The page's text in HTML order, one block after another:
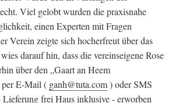
Viel gelobt wurden die praxisnahe
einen Experten mit Fragen
Verein zeigte sich hocherfreut über das
darauf hin, dass die vereinseigene Rose
über den „Gaart an Heem
per E-Mail ( ganh@tuta.com) oder SMS
frei Haus inklusive - erworben